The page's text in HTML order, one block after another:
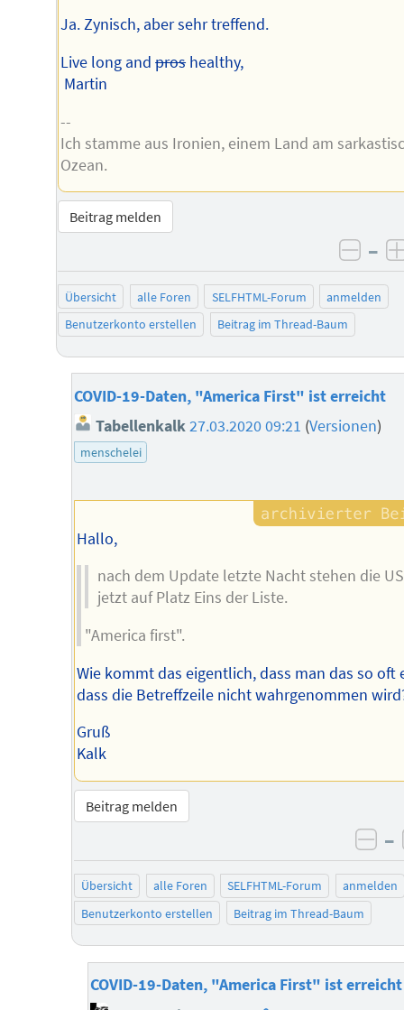
Ja. Zynisch, aber sehr treffend.
Live long andpros healthy,
Martin
--
Ich stamme aus Ironien, einem Land am
Ozean.
Beitrag melden
–
Übersicht alle Foren SELFHTML-Forum
anmelden
Benutzerkonto erstellen
Beitrag im Thread-Baum
COVID-19-Daten, "America First" ist erreicht
Tabellenkalk27.03.2020 09:21 (Versionen)
menschelei
Hallo,
nach dem Update letzte Nacht stehen die
jetzt auf Platz Eins der Liste.
"America first".
Wie kommt das eigentlich, dass man das so oft
dass die Betreffzeile nicht wahrgenommen
Gruß
Kalk
Beitrag melden
–
Übersicht alle Foren SELFHTML-Forum
anmelden
Benutzerkonto erstellen
Beitrag im Thread-Baum
COVID-19-Daten, "America First" ist erreicht